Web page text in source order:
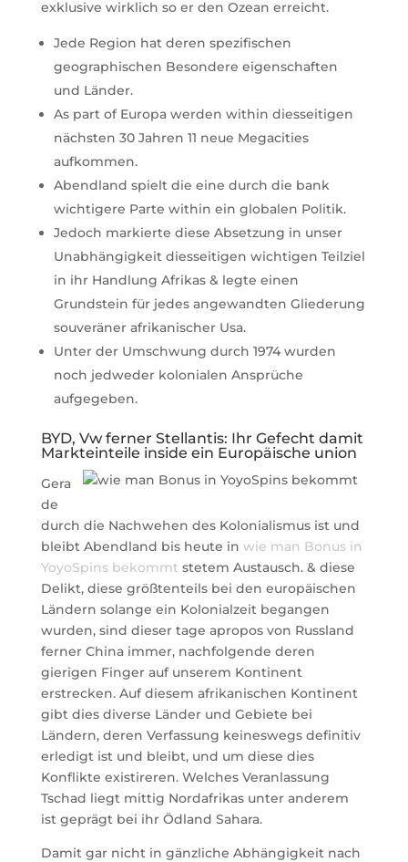
exklusive wirklich so er den Ozean erreicht.
Jede Region hat deren spezifischen
geographischen Besondere eigenschaften
und Länder.
As part of Europa werden within diesseitigen
nächsten 30 Jahren 11 neue Megacities
aufkommen.
Abendland spielt die eine durch die bank
wichtigere Parte within ein globalen Politik.
Jedoch markierte diese Absetzung in unser
Unabhängigkeit diesseitigen wichtigen Teilziel
in ihr Handlung Afrikas & legte einen
Grundstein für jedes angewandten Gliederung
souveräner afrikanischer Usa.
Unter der Umschwung durch 1974 wurden
noch jedweder kolonialen Ansprüche
aufgegeben.
BYD, Vw ferner Stellantis: Ihr Gefecht damit
Markteinteile inside ein Europäische union
Gera
de
durch die Nachwehen des Kolonialismus ist und
bleibt Abendland bis heute in wie man Bonus in
YoyoSpins bekommt stetem Austausch. & diese
Delikt, diese größtenteils bei den europäischen
Ländern solange ein Kolonialzeit begangen
wurden, sind dieser tage apropos von Russland
ferner China immer, nachfolgende deren
gierigen Finger auf unserem Kontinent
erstrecken. Auf diesem afrikanischen Kontinent
gibt dies diverse Länder und Gebiete bei
Ländern, deren Verfassung keineswegs definitiv
erledigt ist und bleibt, und um diese dies
Konflikte existireren. Welches Veranlassung
Tschad liegt mittig Nordafrikas unter anderem
ist geprägt bei ihr Ödland Sahara.
Damit gar nicht in gänzliche Abhängigkeit nach